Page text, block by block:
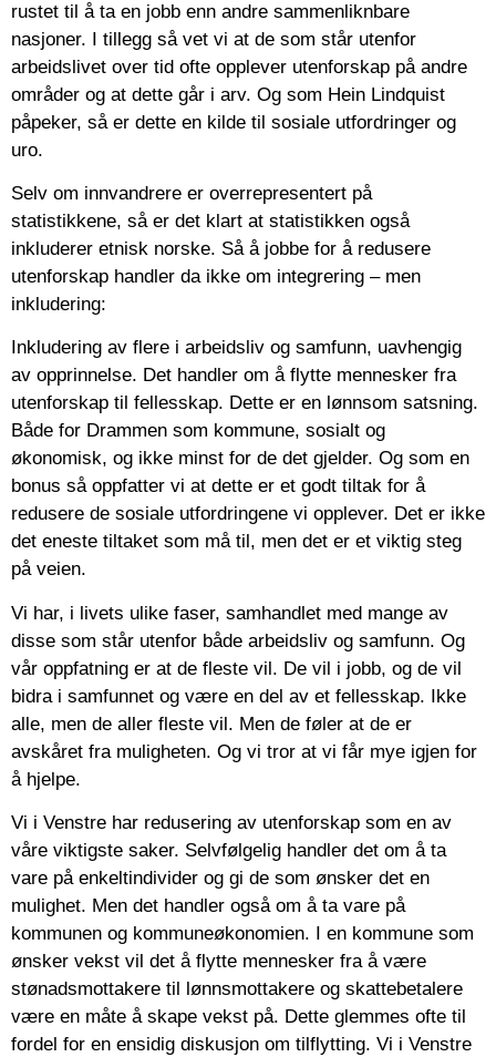
rustet til å ta en jobb enn andre sammenliknbare
nasjoner. I tillegg så vet vi at de som står utenfor
arbeidslivet over tid ofte opplever utenforskap på andre
områder og at dette går i arv. Og som Hein Lindquist
påpeker, så er dette en kilde til sosiale utfordringer og
uro.
Selv om innvandrere er overrepresentert på
statistikkene, så er det klart at statistikken også
inkluderer etnisk norske. Så å jobbe for å redusere
utenforskap handler da ikke om integrering – men
inkludering:
Inkludering av flere i arbeidsliv og samfunn, uavhengig
av opprinnelse. Det handler om å flytte mennesker fra
utenforskap til fellesskap. Dette er en lønnsom satsning.
Både for Drammen som kommune, sosialt og
økonomisk, og ikke minst for de det gjelder. Og som en
bonus så oppfatter vi at dette er et godt tiltak for å
redusere de sosiale utfordringene vi opplever. Det er ikke
det eneste tiltaket som må til, men det er et viktig steg
på veien.
Vi har, i livets ulike faser, samhandlet med mange av
disse som står utenfor både arbeidsliv og samfunn. Og
vår oppfatning er at de fleste vil. De vil i jobb, og de vil
bidra i samfunnet og være en del av et fellesskap. Ikke
alle, men de aller fleste vil. Men de føler at de er
avskåret fra muligheten. Og vi tror at vi får mye igjen for
å hjelpe.
Vi i Venstre har redusering av utenforskap som en av
våre viktigste saker. Selvfølgelig handler det om å ta
vare på enkeltindivider og gi de som ønsker det en
mulighet. Men det handler også om å ta vare på
kommunen og kommuneøkonomien. I en kommune som
ønsker vekst vil det å flytte mennesker fra å være
stønadsmottakere til lønnsmottakere og skattebetalere
være en måte å skape vekst på. Dette glemmes ofte til
fordel for en ensidig diskusjon om tilflytting. Vi i Venstre